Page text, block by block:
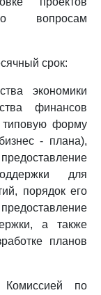
вопросам
срок:
экономики
финансов
типовую форму
- плана),
для
порядок его
а также
планов
Комиссией по